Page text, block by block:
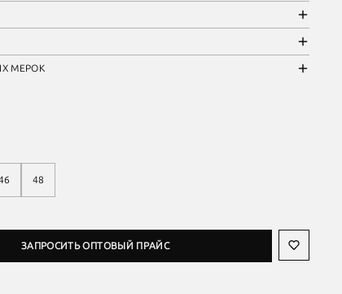
МЕРОК
48
ЗАПРОСИТЬ ОПТОВЫЙ ПРАЙС